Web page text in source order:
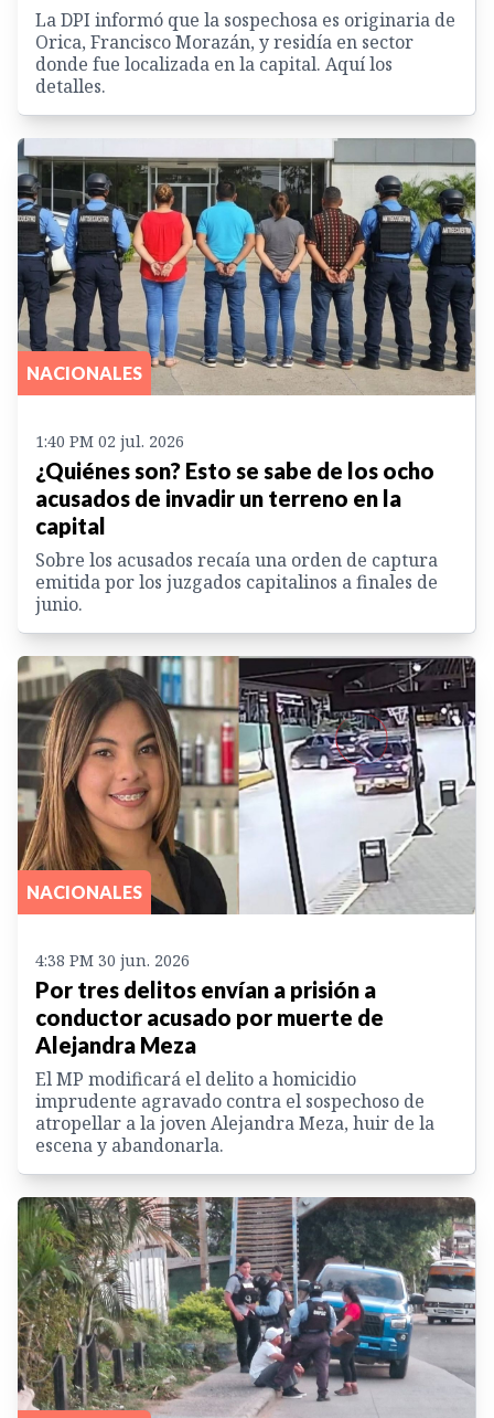
La DPI informó que la sospechosa es originaria de
Orica, Francisco Morazán, y residía en sector
donde fue localizada en la capital. Aquí los
detalles.
NACIONALES
1:40 PM 02 jul. 2026
¿Quiénes son? Esto se sabe de los ocho
acusados de invadir un terreno en la
capital
Sobre los acusados recaía una orden de captura
emitida por los juzgados capitalinos a finales de
junio.
NACIONALES
4:38 PM 30 jun. 2026
Por tres delitos envían a prisión a
conductor acusado por muerte de
Alejandra Meza
El MP modificará el delito a homicidio
imprudente agravado contra el sospechoso de
atropellar a la joven Alejandra Meza, huir de la
escena y abandonarla.